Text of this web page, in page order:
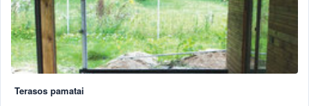
Terasos pamatai